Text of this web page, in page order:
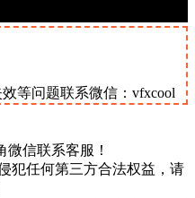
等问题联系微信：vfxcool
信联系客服！
犯任何第三方合法权益，请